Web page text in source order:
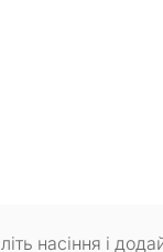
насіння і